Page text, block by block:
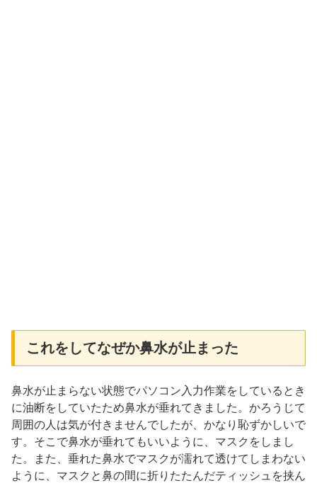
これをしてなぜか鼻水が止まった
鼻水が止まらない状態でパソコン入力作業をしているとき
に油断をしていたため鼻水が垂れてきました。かろうじて
周囲の人は気が付きませんでしたが、かなり恥ずかしいで
す。そこで鼻水が垂れてもいいように、マスクをしまし
た。また、垂れた鼻水でマスクが濡れて透けてしまわない
ように、マスクと鼻の間に折りたたんだティッシュを挟ん